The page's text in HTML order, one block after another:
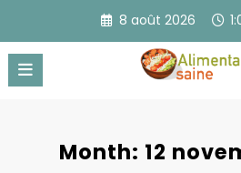
contenu
8 août 2026
Month: 12